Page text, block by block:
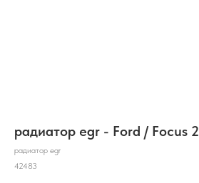
радиатор egr - Ford / Focus 2
радиатор egr
42483